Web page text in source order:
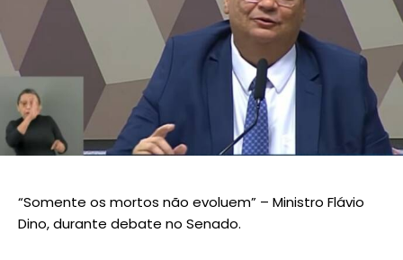
“Somente os mortos não evoluem” – Ministro Flávio
Dino, durante debate no Senado.